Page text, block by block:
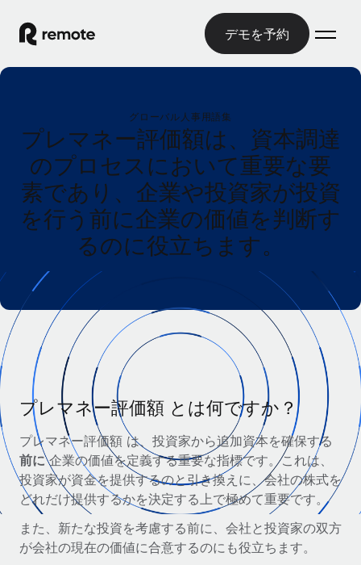
デモを予約
グローバル雇用
グローバル給与処理
コンプライアンス対応の給与処理を手軽に
Employer of Record（EOR）
Contractor of Record
世界中の契約社員と法令を遵守して契約
契約社員管理
世界中の契約社員をオンボーディングし、管理
PEO
複雑な雇用関連業務を外部委託
インフラ
Remote統合
人事機能をワークフローにシームレスに統合する
プラットフォーム
ソリューション
各国の制度に対応
国別ガイド
/国別のグローバル雇用支援を検索する
米国州エクスプローラー
米国の各州において採用プロセスを簡素化する
Remoteを他社と比較
他社と比較した、当社の強みを確認する
成長の段階
スタートアップ
成長中の企業向けのアジャイルなグローバルHR・給与処理ソ
リューション
ミッドマーケット
カスタマイズされた人事ソリューションでチームを拡大する
企業
リソース
ツールと計算ツール
誤分類リスク判定ツール
国別に従業員の誤分類リスクを確認する
従業員コスト計算ツール
各国の総従業員コストを計算する
契約社員の報酬計算ツール
グローバルな契約社員向けに、通貨オプションと支払スピー
ドを確認する
REMOTEで学習
リサーチおよびガイド
活用事例
HR用語集
日本語
English
Nederlands
Français
Deutsch
Español
Italiano
グローバル人事用語集
プレマネー評価額は、資本調達
のプロセスにおいて重要な要
素であり、企業や投資家が投資
を行う前に企業の価値を判断す
るのに役立ちます。
プレマネー評価額 とは何ですか？
プレマネー評価額 は、投資家から追加資本を確保する
前に企業の価値を定義する重要な指標です。これは、
投資家が資金を提供するのと引き換えに、会社の株式を
どれだけ提供するかを決定する上で極めて重要です。
また、新たな投資を考慮する前に、会社と投資家の双方
が会社の現在の価値に合意するのにも役立ちます。